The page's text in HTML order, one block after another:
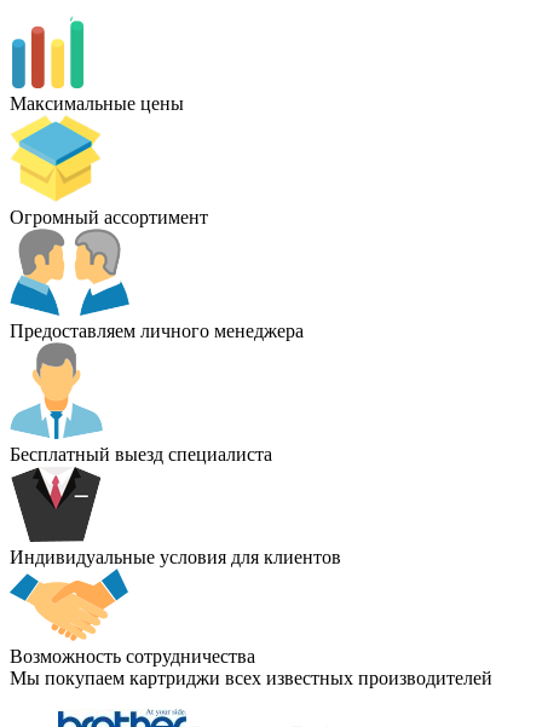
Максимальные цены
Огромный ассортимент
Предоставляем личного менеджера
Бесплатный выезд специалиста
Индивидуальные условия для клиентов
Возможность сотрудничества
Мы покупаем картриджи всех известных производителей